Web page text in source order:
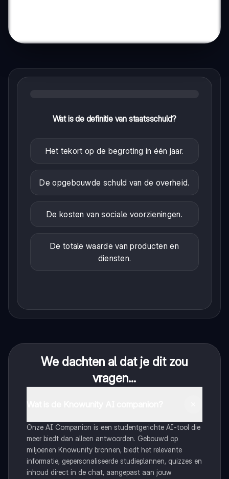
Wat is de definitie van staatsschuld?
Het tekort op de begroting in één jaar.
De opgebouwde schuld van de overheid.
De kosten van sociale voorzieningen.
De totale waarde van producten en
diensten.
We dachten al dat je dit zou
vragen...
Onze AI Companion is een studentgerichte AI-tool die
meer biedt dan alleen antwoorden. Gebouwd op
miljoenen Knowunity bronnen, biedt het relevante
informatie, gepersonaliseerde studieplannen, quizzes en
inhoud direct in de chat, aangepast aan jouw